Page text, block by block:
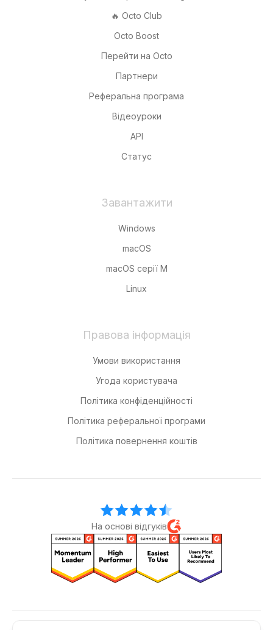
🔥 Octo Club
Octo Boost
Перейти на Octo
Партнери
Реферальна програма
Відеоуроки
API
Статус
Завантажити
Windows
macOS
macOS серії M
Linux
Правова інформація
Умови використання
Угода користувача
Політика конфіденційності
Політика реферальної програми
Політика повернення коштів
На основі відгуків